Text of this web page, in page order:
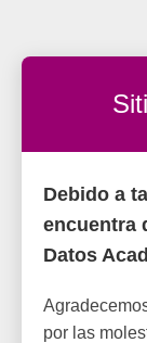
Debido a
encuentra
Datos
por las